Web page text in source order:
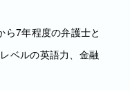
ら7年程度の弁護士と
ベルの英語力、金融